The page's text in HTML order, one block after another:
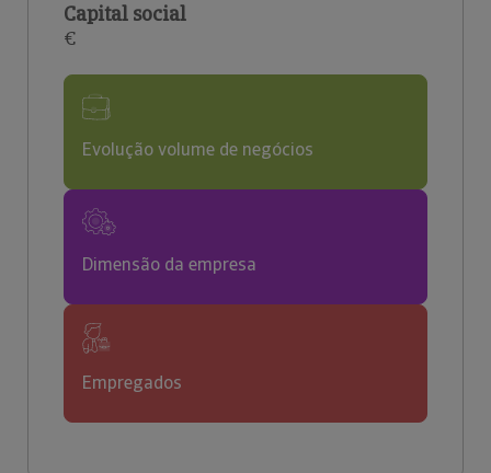
Capital social
€
Evolução volume de negócios
Dimensão da empresa
Empregados